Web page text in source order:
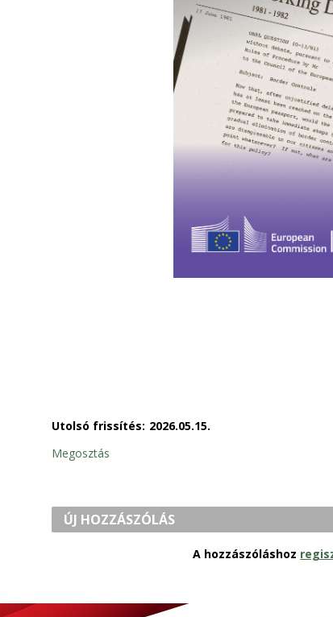
Utolsó frissítés: 2026.05.15.
Megosztás
ÚJ HOZZÁSZÓLÁS
A hozzászóláshoz